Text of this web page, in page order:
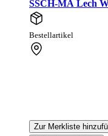
SSCH-MA Lech
Bestellartikel
Zur Merkliste